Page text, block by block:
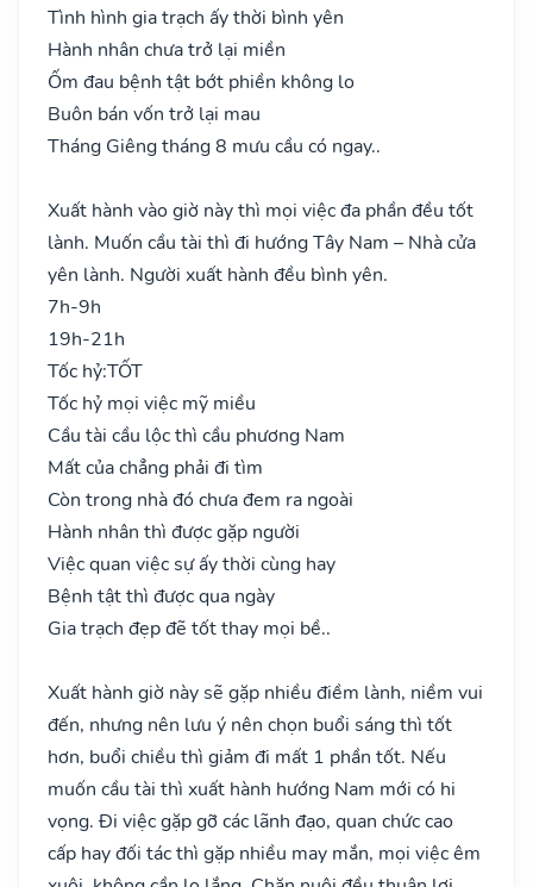
Tình hình gia trạch ấy thời bình yên
Hành nhân chưa trở lại miền
Ốm đau bệnh tật bớt phiền không lo
Buôn bán vốn trở lại mau
Tháng Giêng tháng 8 mưu cầu có ngay..
Xuất hành vào giờ này thì mọi việc đa phần đều tốt
lành. Muốn cầu tài thì đi hướng Tây Nam – Nhà cửa
yên lành. Người xuất hành đều bình yên.
7h-9h
19h-21h
Tốc hỷ:TỐT
Tốc hỷ mọi việc mỹ miều
Cầu tài cầu lộc thì cầu phương Nam
Mất của chẳng phải đi tìm
Còn trong nhà đó chưa đem ra ngoài
Hành nhân thì được gặp người
Việc quan việc sự ấy thời cùng hay
Bệnh tật thì được qua ngày
Gia trạch đẹp đẽ tốt thay mọi bề..
Xuất hành giờ này sẽ gặp nhiều điềm lành, niềm vui
đến, nhưng nên lưu ý nên chọn buổi sáng thì tốt
hơn, buổi chiều thì giảm đi mất 1 phần tốt. Nếu
muốn cầu tài thì xuất hành hướng Nam mới có hi
vọng. Đi việc gặp gỡ các lãnh đạo, quan chức cao
cấp hay đối tác thì gặp nhiều may mắn, mọi việc êm